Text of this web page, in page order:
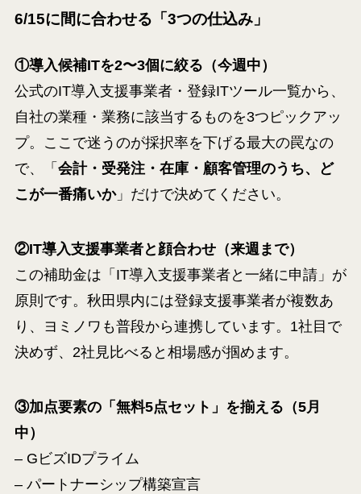
6/15に間に合わせる「3つの仕込み」
①導入候補ITを2〜3個に絞る（今週中）
公式のIT導入支援事業者・登録ITツール一覧から、
自社の業種・業務に該当するものを3つピックアッ
プ。ここで迷うのが採択率を下げる最大の罠なの
で、「 会計・受発注・在庫・顧客管理のうち、ど
こが一番痛いか」だけで決めてください。
②IT導入支援事業者と顔合わせ（来週まで）
この補助金は「IT導入支援事業者と一緒に申請」が
原則です。秋田県内には登録支援事業者が複数あ
り、ヨミノワも普段から連携しています。1社目で
決めず、2社見比べると相場感が掴めます。
③加点要素の「無料5点セット」を揃える（5月
中）
– GビズIDプライム
– パートナーシップ構築宣言